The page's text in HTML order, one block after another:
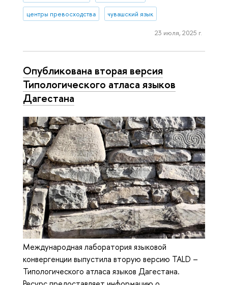
центры превосходства чувашский язык
23 июля, 2025 г.
Опубликована вторая версия
Типологического атласа языков
Дагестана
Международная лаборатория языковой
конвергенции выпустила вторую версию TALD –
Типологического атласа языков Дагестана.